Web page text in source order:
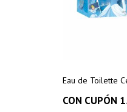
Eau de Toilette
CON CUPÓN